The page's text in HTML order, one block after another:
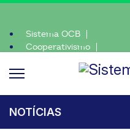
Sistema OCB
Cooperativismo
NOTÍCIAS